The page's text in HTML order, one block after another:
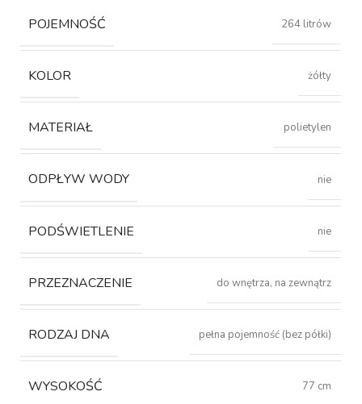
POJEMNOŚĆ 264 litrów
KOLOR żółty
MATERIAŁ polietylen
ODPŁYW WODY nie
PODŚWIETLENIE nie
PRZEZNACZENIE do wnętrza, na zewnątrz
RODZAJ DNA pełna pojemność (bez półki)
WYSOKOŚĆ 77 cm